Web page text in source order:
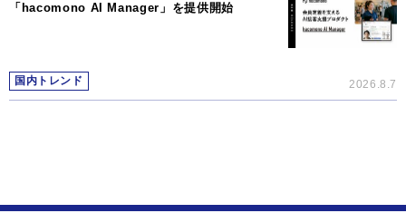
「hacomono AI Manager」を提供開始
国内トレンド 2026.8.7